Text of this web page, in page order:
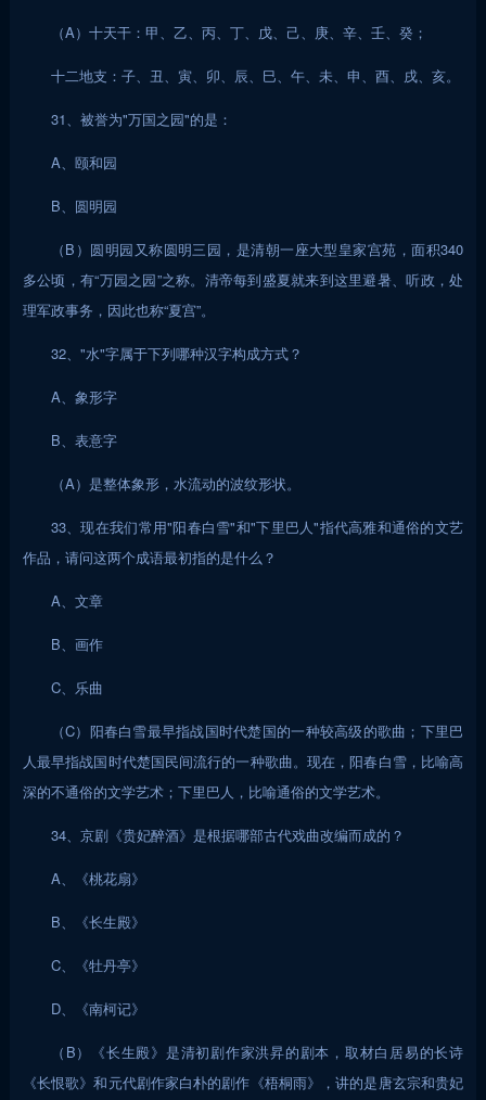
（A）十天干：甲、乙、丙、丁、戊、己、庚、辛、壬、癸；
十二地支：子、丑、寅、卯、辰、巳、午、未、申、酉、戌、亥。
31、被誉为"万国之园"的是：
A、颐和园
B、圆明园
（B）圆明园又称圆明三园，是清朝一座大型皇家宫苑，面积340
多公顷，有“万园之园”之称。清帝每到盛夏就来到这里避暑、听政，处
理军政事务，因此也称“夏宫”。
32、"水"字属于下列哪种汉字构成方式？
A、象形字
B、表意字
（A）是整体象形，水流动的波纹形状。
33、现在我们常用"阳春白雪"和"下里巴人"指代高雅和通俗的文艺
作品，请问这两个成语最初指的是什么？
A、文章
B、画作
C、乐曲
（C）阳春白雪最早指战国时代楚国的一种较高级的歌曲；下里巴
人最早指战国时代楚国民间流行的一种歌曲。现在，阳春白雪，比喻高
深的不通俗的文学艺术；下里巴人，比喻通俗的文学艺术。
34、京剧《贵妃醉酒》是根据哪部古代戏曲改编而成的？
A、《桃花扇》
B、《长生殿》
C、《牡丹亭》
D、《南柯记》
（B）《长生殿》是清初剧作家洪昇的剧本，取材白居易的长诗
《长恨歌》和元代剧作家白朴的剧作《梧桐雨》，讲的是唐玄宗和贵妃